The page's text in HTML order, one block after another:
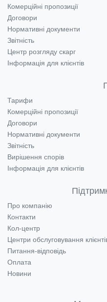
Комерційні пропозиції
Договори
Нормативні документи
Звітність
Центр розгляду скарг
Інформація для клієнтів
Тарифи
Комерційні пропозиції
Договори
Нормативні документи
Звітність
Вирішення спорів
Інформація для клієнтів
Про компанію
Контакти
Кол-центр
Центри обслуговування
Питання-відповідь
Оплата
Новини